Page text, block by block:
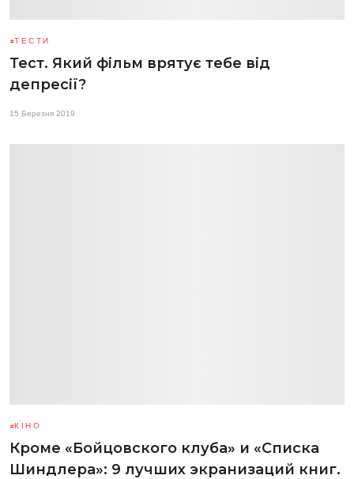
ТЕСТИ
Тест. Який фільм врятує тебе від
депресії?
15 Березня 2019
КІНО
Кроме «Бойцовского клуба» и «Списка
Шиндлера»: 9 лучших экранизаций книг.